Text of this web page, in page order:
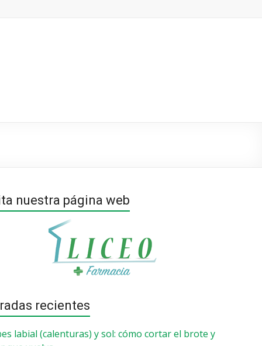
nuestra página web
recientes
labial (calenturas) y sol: cómo cortar el brote y